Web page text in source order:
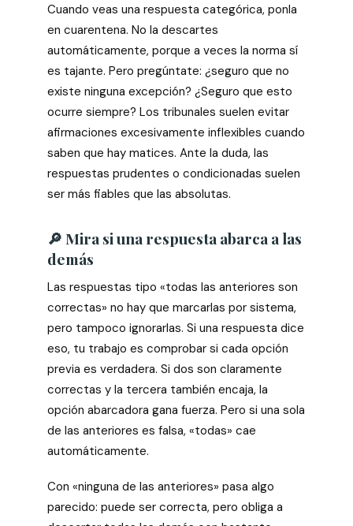
Cuando veas una respuesta categórica, ponla
en cuarentena. No la descartes
automáticamente, porque a veces la norma sí
es tajante. Pero pregúntate: ¿seguro que no
existe ninguna excepción? ¿Seguro que esto
ocurre siempre? Los tribunales suelen evitar
afirmaciones excesivamente inflexibles cuando
saben que hay matices. Ante la duda, las
respuestas prudentes o condicionadas suelen
ser más fiables que las absolutas.
🔎 Mira si una respuesta abarca a las
demás
Las respuestas tipo «todas las anteriores son
correctas» no hay que marcarlas por sistema,
pero tampoco ignorarlas. Si una respuesta dice
eso, tu trabajo es comprobar si cada opción
previa es verdadera. Si dos son claramente
correctas y la tercera también encaja, la
opción abarcadora gana fuerza. Pero si una sola
de las anteriores es falsa, «todas» cae
automáticamente.
Con «ninguna de las anteriores» pasa algo
parecido: puede ser correcta, pero obliga a